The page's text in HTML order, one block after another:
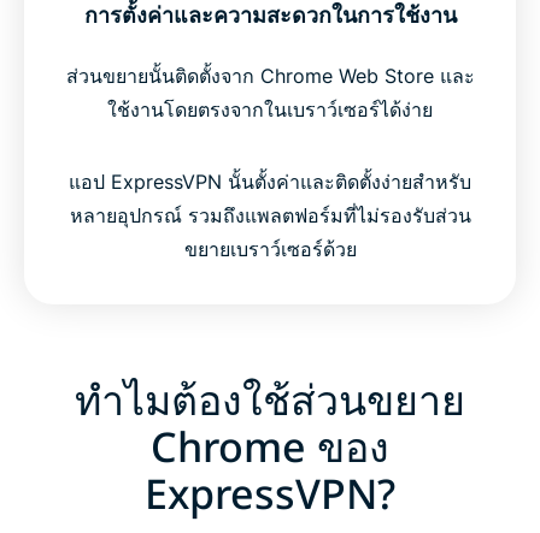
การตั้งค่าและความสะดวกในการใช้งาน
ส่วนขยายนั้นติดตั้งจาก Chrome Web Store และ
ใช้งานโดยตรงจากในเบราว์เซอร์ได้ง่าย
แอป ExpressVPN นั้นตั้งค่าและติดตั้งง่ายสำหรับ
หลายอุปกรณ์ รวมถึงแพลตฟอร์มที่ไม่รองรับส่วน
ขยายเบราว์เซอร์ด้วย
ทำไมต้องใช้ส่วนขยาย
Chrome ของ
ExpressVPN?